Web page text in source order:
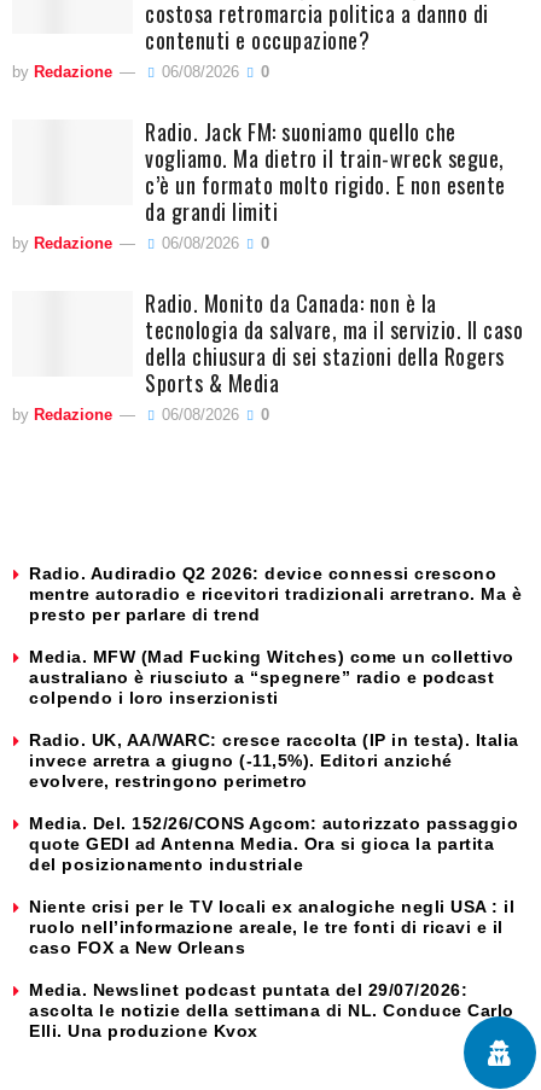
costosa retromarcia politica a danno di
contenuti e occupazione?
by Redazione 06/08/2026 0
Radio. Jack FM: suoniamo quello che
vogliamo. Ma dietro il train-wreck segue,
c’è un formato molto rigido. E non esente
da grandi limiti
by Redazione 06/08/2026 0
Radio. Monito da Canada: non è la
tecnologia da salvare, ma il servizio. Il caso
della chiusura di sei stazioni della Rogers
Sports & Media
by Redazione 06/08/2026 0
Radio. Audiradio Q2 2026: device connessi crescono
mentre autoradio e ricevitori tradizionali arretrano. Ma è
presto per parlare di trend
Media. MFW (Mad Fucking Witches) come un collettivo
australiano è riusciuto a “spegnere” radio e podcast
colpendo i loro inserzionisti
Radio. UK, AA/WARC: cresce raccolta (IP in testa). Italia
invece arretra a giugno (-11,5%). Editori anziché
evolvere, restringono perimetro
Media. Del. 152/26/CONS Agcom: autorizzato passaggio
quote GEDI ad Antenna Media. Ora si gioca la partita
del posizionamento industriale
Niente crisi per le TV locali ex analogiche negli USA : il
ruolo nell’informazione areale, le tre fonti di ricavi e il
caso FOX a New Orleans
Media. Newslinet podcast puntata del 29/07/2026:
ascolta le notizie della settimana di NL. Conduce Carlo
Elli. Una produzione Kvox